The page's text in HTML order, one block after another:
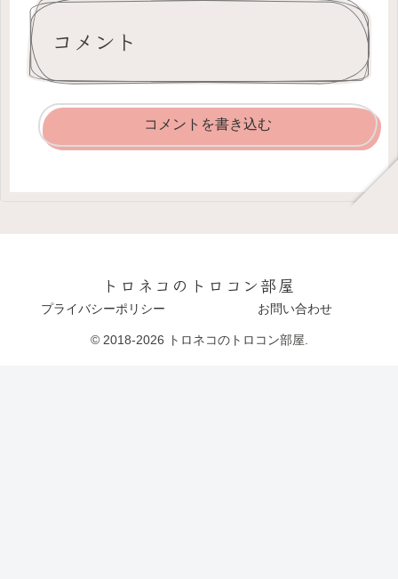
コメント
コメントを書き込む
トロネコのトロコン部屋
プライバシーポリシー お問い合わせ
© 2018-2026 トロネコのトロコン部屋.